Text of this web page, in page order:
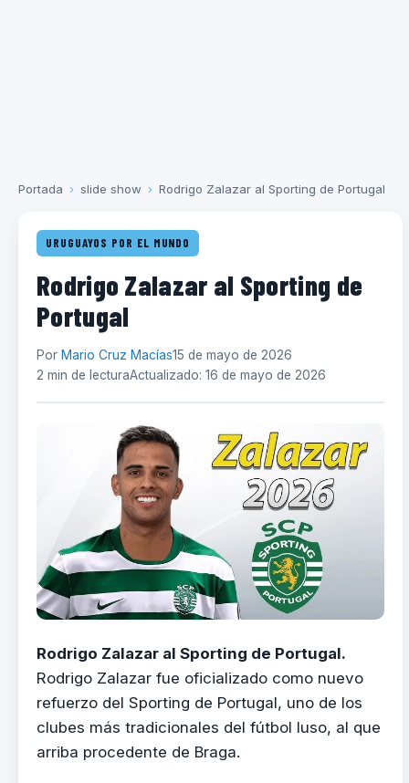
Portada › slide show › Rodrigo Zalazar al Sporting de Portugal
URUGUAYOS POR EL MUNDO
Rodrigo Zalazar al Sporting de
Portugal
Por Mario Cruz Macías15 de mayo de 2026
2 min de lecturaActualizado: 16 de mayo de 2026
Rodrigo Zalazar al Sporting de Portugal.
Rodrigo Zalazar fue oficializado como nuevo
refuerzo del Sporting de Portugal, uno de los
clubes más tradicionales del fútbol luso, al que
arriba procedente de Braga.